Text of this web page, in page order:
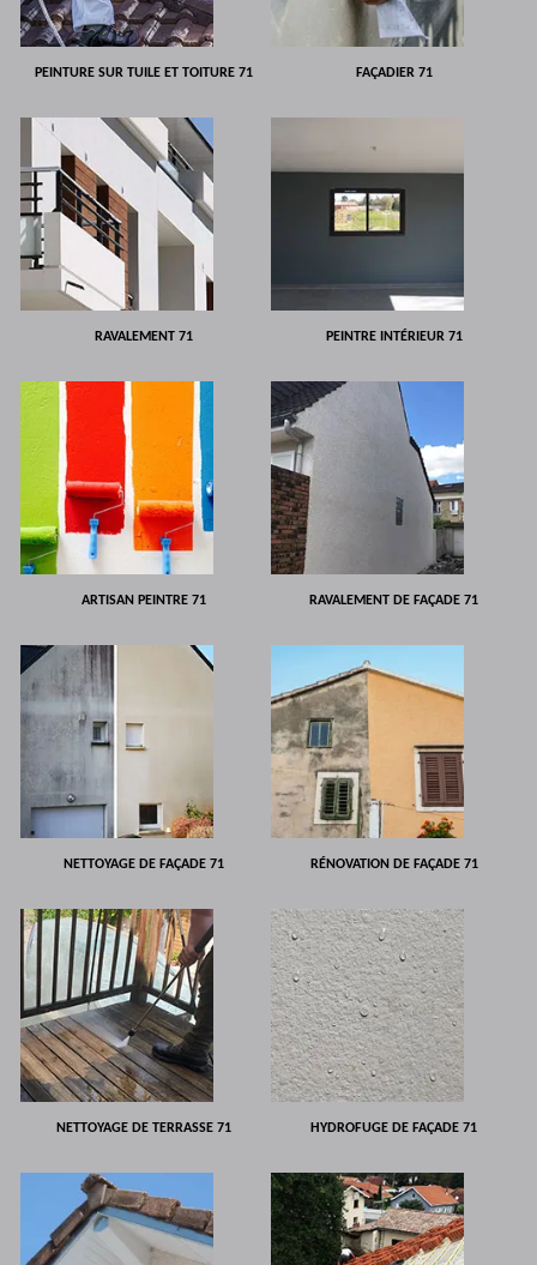
PEINTURE SUR TUILE ET TOITURE 71 FAÇADIER 71
RAVALEMENT 71 PEINTRE INTÉRIEUR 71
ARTISAN PEINTRE 71 RAVALEMENT DE FAÇADE 71
NETTOYAGE DE FAÇADE 71 RÉNOVATION DE FAÇADE 71
NETTOYAGE DE TERRASSE 71 HYDROFUGE DE FAÇADE 71